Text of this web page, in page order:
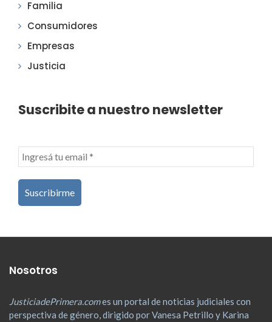
Familia
Consumidores
Empresas
Justicia
Suscribite a nuestro newsletter
Nosotros
JusticiadePrimera.comes un portal de noticias judiciales con
perspectiva de género, dirigido por Vanesa Petrillo y Karina